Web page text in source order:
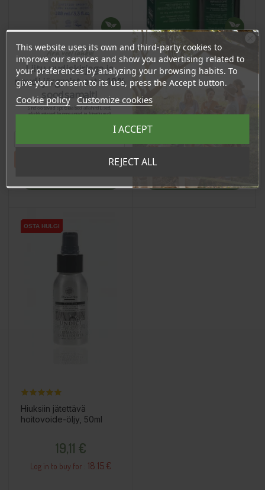
Kookos hiusöljy, 100ml
Regular price
12,20 €
Price
Hiusöljy, 125ml
OSTA HULGI
OSTA HULGI
Hiuksiin jätettävä
hoitovoide-öljy, 50ml
19,11 €
Log in to buy for : 18.15 €
This website uses its own and third-party cookies to
improve our services and show you advertising related to
your preferences by analyzing your browsing habits. To
give your consent to its use, press the Accept button.
Cookie policy Customize cookies
REJECT ALL
I ACCEPT
Ära veel lahku!
Liitu uudiskirjaga ja
naudi järgmist ostu 10%
soodsamalt!
Sind ootavad spetsiaalsed allahindlused,
eksklusiivsed kampaaniad ja kingitused!